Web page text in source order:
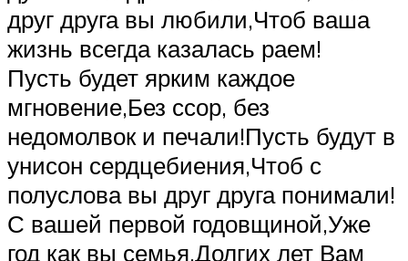
друг друга вы любили,Чтоб ваша
жизнь всегда казалась раем!
Пусть будет ярким каждое
мгновение,Без ссор, без
недомолвок и печали!Пусть будут в
унисон сердцебиения,Чтоб с
полуслова вы друг друга понимали!
С вашей первой годовщиной,Уже
год как вы семья,Долгих лет Вам